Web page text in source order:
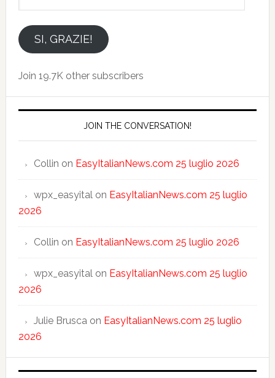
emailSI, GRAZIE!
Join 19.7K other subscribers
JOIN THE CONVERSATION!
Collin on EasyItalianNews.com 25 luglio 2026
wpx_easyitalon EasyItalianNews.com 25 luglio
2026
Collin on EasyItalianNews.com 25 luglio 2026
wpx_easyitalon EasyItalianNews.com 25 luglio
2026
Julie Bruscaon EasyItalianNews.com 25 luglio
2026